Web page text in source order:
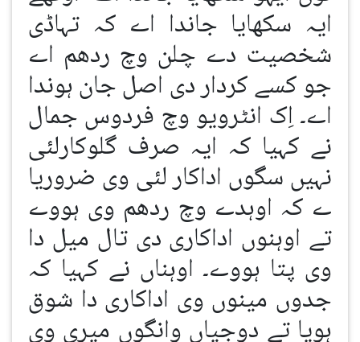
ایہ سکھایا جاندا اے کہ تہاڈی
شخصیت دے چلن وچ ردھم اے
جو کسے کردار دی اصل جان ہوندا
اے۔ اِک انٹرویو وچ فردوس جمال
نے کہیا کہ ایہ صرف گلوکارلئی
نہیں سگوں اداکار لئی وی ضروریا
ے کہ اوہدے وچ ردھم وی ہووے
تے اوہنوں اداکاری دی تال میل دا
وی پتا ہووے۔ اوہناں نے کہیا کہ
جدوں مینوں وی اداکاری دا شوق
ہویا تے دوجیاں وانگوں میری وی